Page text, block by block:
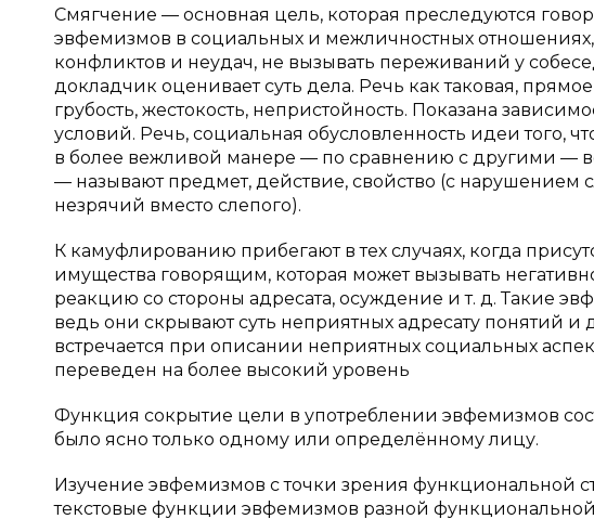
Смягчение — основная цель, которая преследуются
эвфемизмов в социальных и межличностных
конфликтов и неудач, не вызывать переживаний у
докладчик оценивает суть дела. Речь как таковая,
грубость, жестокость, непристойность. Показана
условий. Речь, социальная обусловленность идеи того,
в более вежливой манере — по сравнению с другими —
— называют предмет, действие, свойство (с нарушением
незрячий вместо слепого).
К камуфлированию прибегают в тех случаях, когда
имущества говорящим, которая может вызывать
реакцию со стороны адресата, осуждение и т. д. Такие
ведь они скрывают суть неприятных адресату понятий
встречается при описании неприятных социальных
переведен на более высокий уровень
Функция сокрытие цели в употреблении эвфемизмов
было ясно только одному или определённому лицу.
Изучение эвфемизмов с точки зрения функциональной
текстовые функции эвфемизмов разной